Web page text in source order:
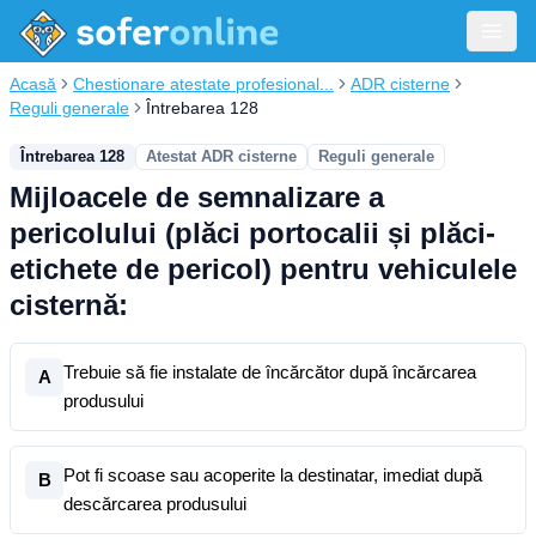
Acasă Chestionare atestate profesional...
ADR cisterne
Reguli generale
Întrebarea 128
Întrebarea 128 Atestat ADR cisterne Reguli generale
Mijloacele de semnalizare a
pericolului (plăci portocalii și plăci-
etichete de pericol) pentru vehiculele
cisternă:
A
Trebuie să fie instalate de încărcător după încărcarea
produsului
B
Pot fi scoase sau acoperite la destinatar, imediat după
descărcarea produsului